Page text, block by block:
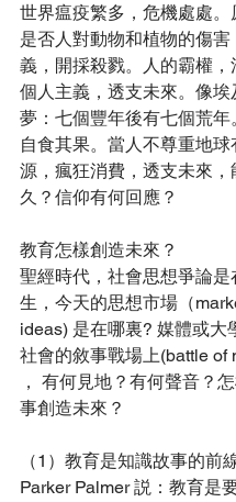
世界瘟疫繁多，危機處處。
是否人對動物和植物的傷害
義，開採殺戮。人的霸權，
個人主義，透支未來。像埃
夢：七個豐年後有七個荒年
自食其果。當人不尊重地球
源，瘋狂消費，透支未來，
久？信仰有何回應？
教育怎樣創造未來？
聖經時代，社會思想爭論是
生，今天的思想市場（
ideas) 是在哪裏? 媒體或大
社會的敘事戰場上(battle of
， 有何見地？有何聲音？
事創造未來？
（1）教育是知識故事的前
Parker Palmer 説：教育是